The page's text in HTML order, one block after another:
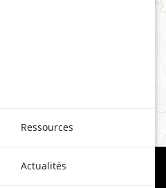
Ressources
Actualités